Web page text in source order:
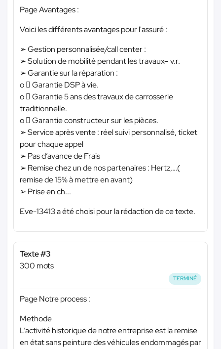
Page Avantages :
Voici les différents avantages pour l'assuré :
➢ Gestion personnalisée/call center :
➢ Solution de mobilité pendant les travaux– v.r.
➢ Garantie sur la réparation :
o  Garantie DSP à vie.
o  Garantie 5 ans des travaux de carrosserie
traditionnelle.
o  Garantie constructeur sur les pièces.
➢ Service après vente : réel suivi personnalisé, ticket
pour chaque appel
➢ Pas d’avance de Frais
➢ Remise chez un de nos partenaires : Hertz,…(
remise de 15% à mettre en avant)
➢ Prise en ch...
Eve-13413 a été choisi pour la rédaction de ce texte.
Texte #3
300 mots
TERMINÉ
Page Notre process :
Methode
L’activité historique de notre entreprise est la remise
en état sans peinture des véhicules endommagés par